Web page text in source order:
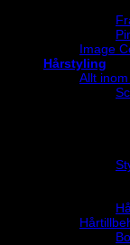
Image
Hårstyling
Allt